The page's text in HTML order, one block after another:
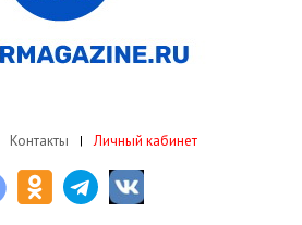
Контакты Личный кабинет